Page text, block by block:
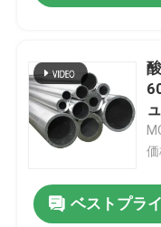
ベストプラ